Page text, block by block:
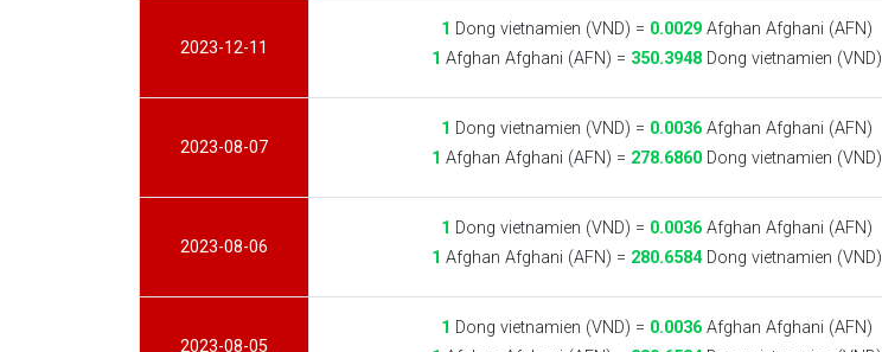
2023-12-11
1 Dong vietnamien (VND) = 0.0029Afghan Afghani (AFN)
1 Afghan Afghani (AFN) = 350.3948Dong vietnamien (VND)
2023-08-07
1 Dong vietnamien (VND) = 0.0036Afghan Afghani (AFN)
1 Afghan Afghani (AFN) = 278.6860Dong vietnamien (VND)
2023-08-06
1 Dong vietnamien (VND) = 0.0036Afghan Afghani (AFN)
1 Afghan Afghani (AFN) = 280.6584Dong vietnamien (VND)
2023-08-05
1 Dong vietnamien (VND) = 0.0036Afghan Afghani (AFN)